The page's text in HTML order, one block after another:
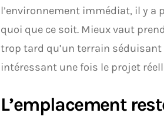
l’environnement immédiat, il y
quoi que ce soit. Mieux vaut
trop tard qu’un terrain
intéressant une fois le projet
L’emplacement